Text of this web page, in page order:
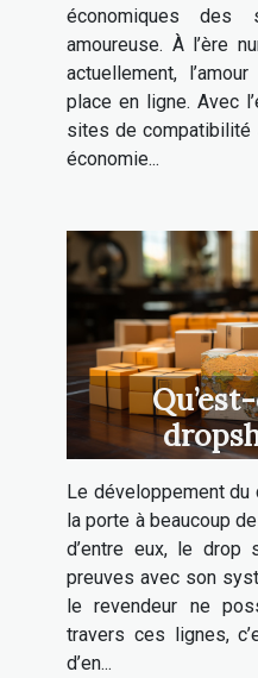
économiques des
amoureuse. À l’ère
actuellement,
place en ligne. Avec
sites de compatibilité
économie...
Le développement du
la porte à beaucoup
d’entre eux, le drop
preuves avec son
le revendeur ne
travers ces lignes,
d’en...